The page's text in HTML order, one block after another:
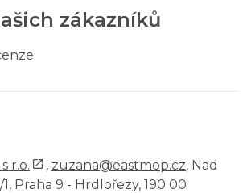
zákazníků
r.o. , zuzana@eastmop.cz, Nad
Praha 9 - Hrdlořezy, 190 00